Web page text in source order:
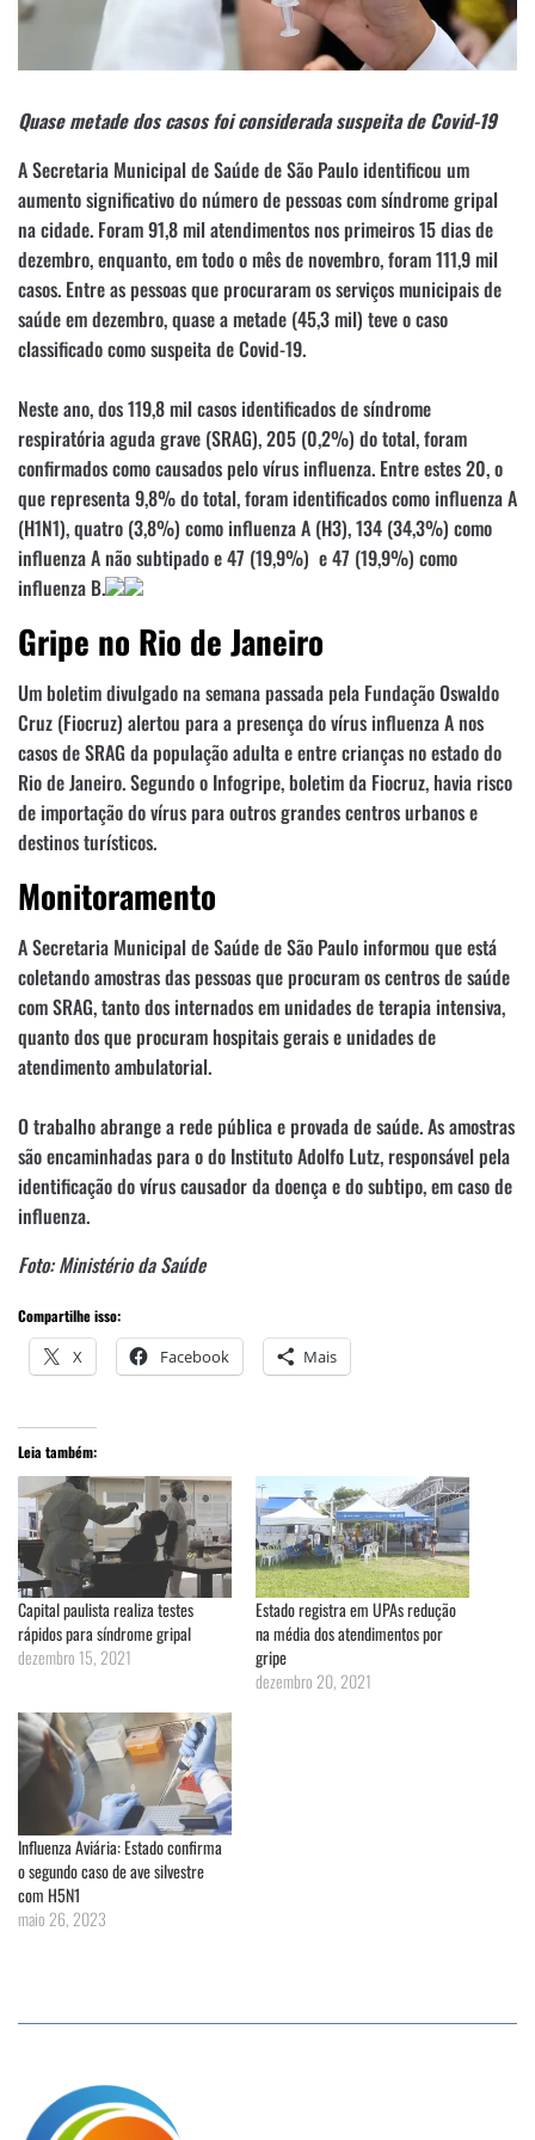
Quase metade dos casos foi considerada suspeita de Covid-19
A Secretaria Municipal de Saúde de São Paulo identificou um
aumento significativo do número de pessoas com síndrome gripal
na cidade. Foram 91,8 mil atendimentos nos primeiros 15 dias de
dezembro, enquanto, em todo o mês de novembro, foram 111,9 mil
casos. Entre as pessoas que procuraram os serviços municipais de
saúde em dezembro, quase a metade (45,3 mil) teve o caso
classificado como suspeita de Covid-19.
Neste ano, dos 119,8 mil casos identificados de síndrome
respiratória aguda grave (SRAG), 205 (0,2%) do total, foram
confirmados como causados pelo vírus influenza. Entre estes 20, o
que representa 9,8% do total, foram identificados como influenza A
(H1N1), quatro (3,8%) como influenza A (H3), 134 (34,3%) como
influenza A não subtipado e 47 (19,9%) e 47 (19,9%) como
influenza B.
Gripe no Rio de Janeiro
Um boletim divulgado na semana passada pela Fundação Oswaldo
Cruz (Fiocruz) alertou para a presença do vírus influenza A nos
casos de SRAG da população adulta e entre crianças no estado do
Rio de Janeiro. Segundo o Infogripe, boletim da Fiocruz, havia risco
de importação do vírus para outros grandes centros urbanos e
destinos turísticos.
Monitoramento
A Secretaria Municipal de Saúde de São Paulo informou que está
coletando amostras das pessoas que procuram os centros de saúde
com SRAG, tanto dos internados em unidades de terapia intensiva,
quanto dos que procuram hospitais gerais e unidades de
atendimento ambulatorial.
O trabalho abrange a rede pública e provada de saúde. As amostras
são encaminhadas para o do Instituto Adolfo Lutz, responsável pela
identificação do vírus causador da doença e do subtipo, em caso de
influenza.
Foto: Ministério da Saúde
Compartilhe isso:
X Facebook Mais
Leia também:
Capital paulista realiza testes
rápidos para síndrome gripal
dezembro 15, 2021
Estado registra em UPAs redução
na média dos atendimentos por
gripe
dezembro 20, 2021
Influenza Aviária: Estado confirma
o segundo caso de ave silvestre
com H5N1
maio 26, 2023